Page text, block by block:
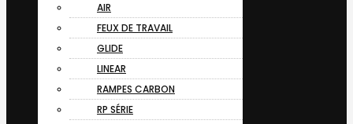
AIR
FEUX DE TRAVAIL
GLIDE
LINEAR
RAMPES CARBON
RP SÉRIE